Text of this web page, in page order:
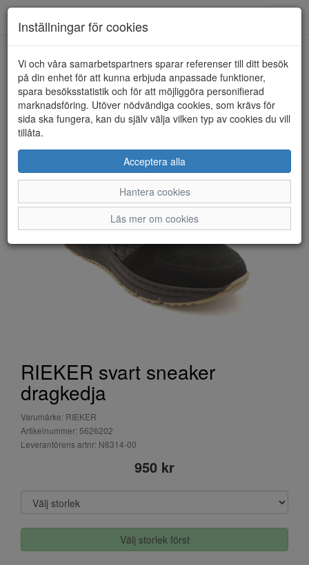
HEM RIEKER
RIEKER svart sneaker
dragkedja
Varumärke: RIEKER
Artikelnummer: 5626202
Leverantörens artnr: N6314-00
950 kr
Välj storlek först
Inställningar för cookies
Vi och våra samarbetspartners sparar referenser till ditt besök
på din enhet för att kunna erbjuda anpassade funktioner,
spara besöksstatistik och för att möjliggöra personifierad
marknadsföring. Utöver nödvändiga cookies, som krävs för
sida ska fungera, kan du själv välja vilken typ av cookies du vill
tillåta.
Acceptera alla
Hantera cookies
Läs mer om cookies